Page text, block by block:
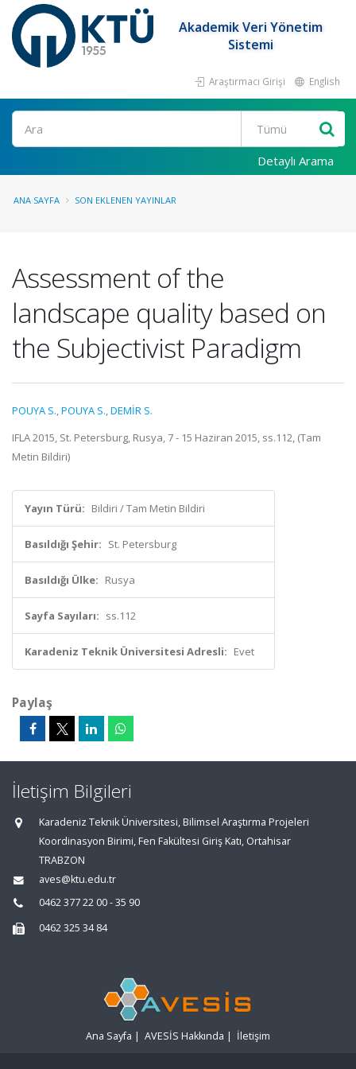
Akademik Veri Yönetim
Sistemi
Araştırmacı Girişi English
Ara
Detaylı Arama
ANA SAYFA SON EKLENEN YAYINLAR
Assessment of the
landscape quality based on
the Subjectivist Paradigm
POUYA S.,POUYA S.,DEMİR S.
IFLA 2015, St. Petersburg, Rusya, 7 - 15 Haziran 2015, ss.112, (Tam
Metin Bildiri)
Yayın Türü: Bildiri / Tam Metin Bildiri
Basıldığı Şehir: St. Petersburg
Basıldığı Ülke: Rusya
Sayfa Sayıları: ss.112
Karadeniz Teknik Üniversitesi Adresli: Evet
Paylaş
İletişim Bilgileri
Karadeniz Teknik Üniversitesi, Bilimsel Araştırma Projeleri
Koordinasyon Birimi, Fen Fakültesi Giriş Katı, Ortahisar
TRABZON
aves@ktu.edu.tr
0462 377 22 00 - 35 90
0462 325 34 84
Ana Sayfa | AVESİS Hakkında | İletişim